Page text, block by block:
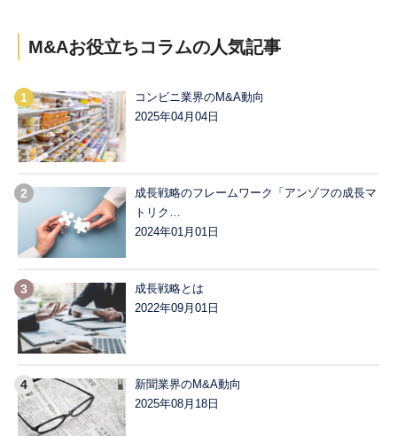
M&Aお役立ちコラムの人気記事
コンビニ業界のM&A動向
2025年04月04日
成長戦略のフレームワーク「アンゾフの成長マ
トリク…
2024年01月01日
成長戦略とは
2022年09月01日
新聞業界のM&A動向
2025年08月18日